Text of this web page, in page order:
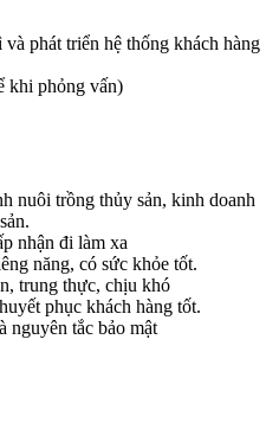
phát triển hệ thống khách hàng
khi phỏng vấn)
nuôi trồng thủy sản, kinh doanh
nhận đi làm xa
năng, có sức khỏe tốt.
trung thực, chịu khó
phục khách hàng tốt.
nguyên tắc bảo mật